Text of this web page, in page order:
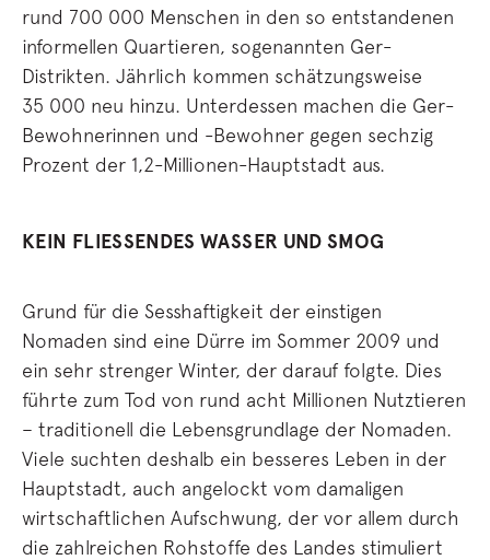
rund 700 000 Menschen in den so entstandenen
informellen Quartieren, sogenannten Ger-
Distrikten. Jährlich kommen schätzungsweise
35 000 neu hinzu. Unterdessen machen die Ger-
Bewohnerinnen und -Bewohner gegen sechzig
Prozent der 1,2-Millionen-Hauptstadt aus.
KEIN FLIESSENDES WASSER UND SMOG
Grund für die Sesshaftigkeit der einstigen
Nomaden sind eine Dürre im Sommer 2009 und
ein sehr strenger Winter, der darauf folgte. Dies
führte zum Tod von rund acht Millionen Nutztieren
– traditionell die Lebensgrundlage der Nomaden.
Viele suchten deshalb ein besseres Leben in der
Hauptstadt, auch angelockt vom damaligen
wirtschaftlichen Aufschwung, der vor allem durch
die zahlreichen Rohstoffe des Landes stimuliert